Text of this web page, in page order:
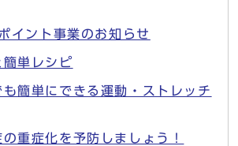
イント事業のお知らせ
単レシピ
簡単にできる運動・ストレッチ
重症化を予防しましょう！